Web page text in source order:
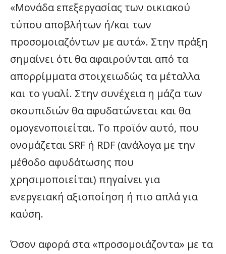
«Μονάδα επεξεργασίας των οικιακού
τύπου αποβλήτων ή/και των
προσομοιαζόντων με αυτά». Στην πράξη
σημαίνει ότι θα αφαιρούνται από τα
απορρίμματα στοιχειωδώς τα μέταλλα
και το γυαλί. Στην συνέχεια η μάζα των
σκουπιδιών θα αφυδατώνεται και θα
ομογενοποιείται. Το προϊόν αυτό, που
ονομάζεται SRF ή RDF (ανάλογα με την
μέθοδο αφυδάτωσης που
χρησιμοποιείται) πηγαίνει για
ενεργειακή αξιοποίηση ή πιο απλά για
καύση.
Όσον αφορά στα «προσομοιάζοντα» με τα